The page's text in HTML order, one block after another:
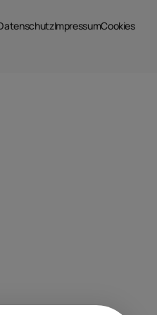
ImpressumCookies